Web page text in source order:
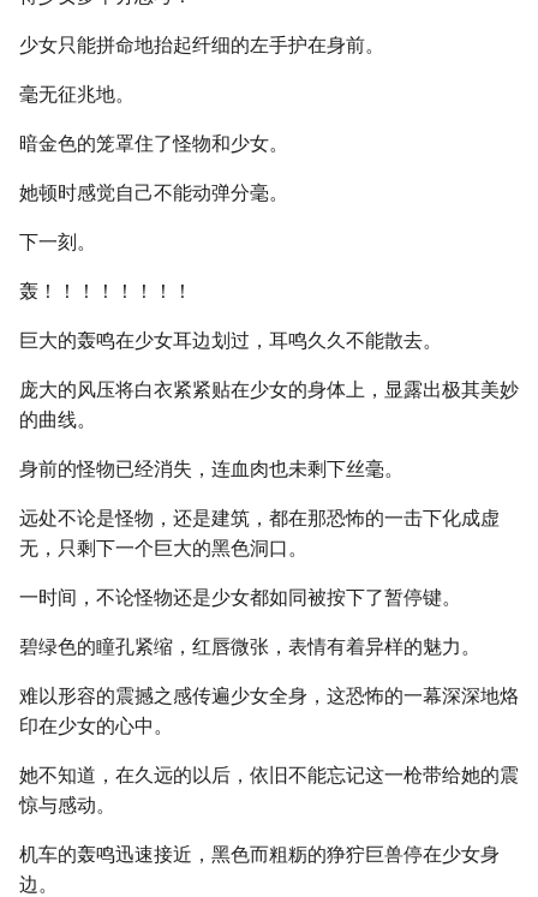
少女只能拼命地抬起纤细的左手护在身前。
毫无征兆地。
暗金色的笼罩住了怪物和少女。
她顿时感觉自己不能动弹分毫。
下一刻。
轰！！！！！！！！
巨大的轰鸣在少女耳边划过，耳鸣久久不能散去。
庞大的风压将白衣紧紧贴在少女的身体上，显露出极其美妙
的曲线。
身前的怪物已经消失，连血肉也未剩下丝毫。
远处不论是怪物，还是建筑，都在那恐怖的一击下化成虚
无，只剩下一个巨大的黑色洞口。
一时间，不论怪物还是少女都如同被按下了暂停键。
碧绿色的瞳孔紧缩，红唇微张，表情有着异样的魅力。
难以形容的震撼之感传遍少女全身，这恐怖的一幕深深地烙
印在少女的心中。
她不知道，在久远的以后，依旧不能忘记这一枪带给她的震
惊与感动。
机车的轰鸣迅速接近，黑色而粗粝的狰狞巨兽停在少女身
边。